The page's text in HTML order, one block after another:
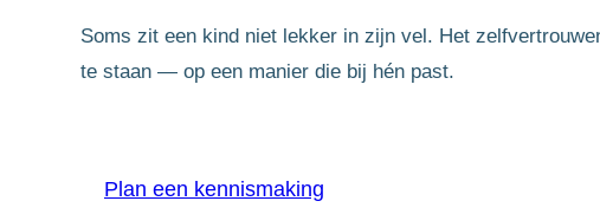
Soms zit een kind niet lekker in zijn vel. Het
te staan — op een manier die bij hén past.
Plan een kennismaking